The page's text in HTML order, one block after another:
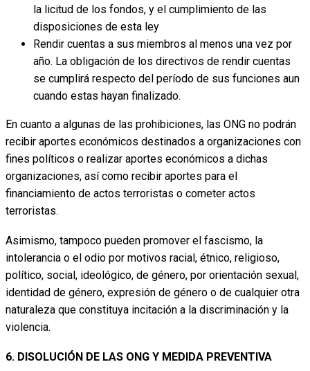
la licitud de los fondos, y el cumplimiento de las
disposiciones de esta ley
Rendir cuentas a sus miembros al menos una vez por
año. La obligación de los directivos de rendir cuentas
se cumplirá respecto del período de sus funciones aun
cuando estas hayan finalizado.
En cuanto a algunas de las prohibiciones, las ONG no podrán
recibir aportes económicos destinados a organizaciones con
fines políticos o realizar aportes económicos a dichas
organizaciones, así como recibir aportes para el
financiamiento de actos terroristas o cometer actos
terroristas.
Asimismo, tampoco pueden promover el fascismo, la
intolerancia o el odio por motivos racial, étnico, religioso,
político, social, ideológico, de género, por orientación sexual,
identidad de género, expresión de género o de cualquier otra
naturaleza que constituya incitación a la discriminación y la
violencia.
6. DISOLUCIÓN DE LAS ONG Y MEDIDA PREVENTIVA